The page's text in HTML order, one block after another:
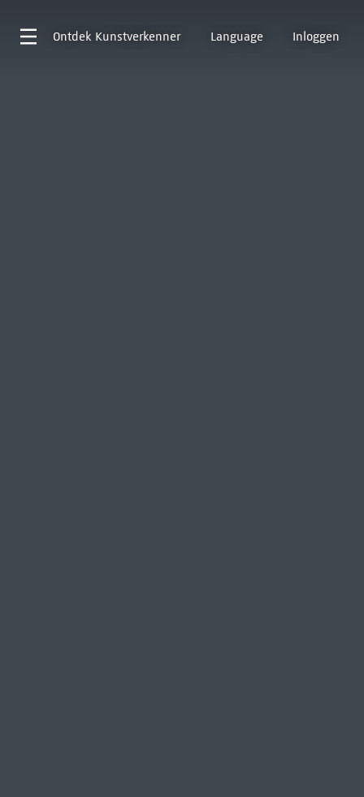
Ontdek Kunstverkenner Language Inloggen